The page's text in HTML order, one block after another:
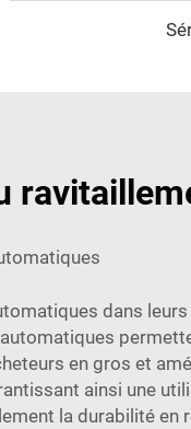
dans
en gros et
ainsi une
la durabilité en